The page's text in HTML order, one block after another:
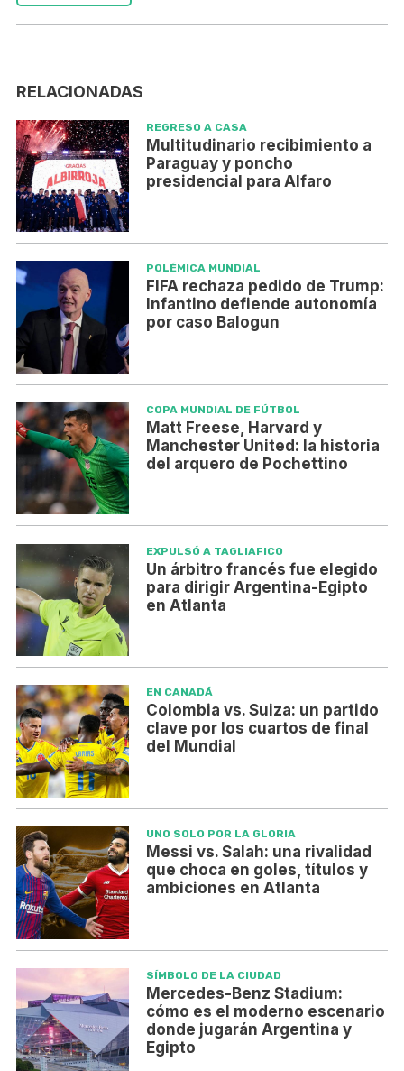
RELACIONADAS
REGRESO A CASA
Multitudinario recibimiento a
Paraguay y poncho
presidencial para Alfaro
POLÉMICA MUNDIAL
FIFA rechaza pedido de Trump:
Infantino defiende autonomía
por caso Balogun
COPA MUNDIAL DE FÚTBOL
Matt Freese, Harvard y
Manchester United: la historia
del arquero de Pochettino
EXPULSÓ A TAGLIAFICO
Un árbitro francés fue elegido
para dirigir Argentina-Egipto
en Atlanta
EN CANADÁ
Colombia vs. Suiza: un partido
clave por los cuartos de final
del Mundial
UNO SOLO POR LA GLORIA
Messi vs. Salah: una rivalidad
que choca en goles, títulos y
ambiciones en Atlanta
SÍMBOLO DE LA CIUDAD
Mercedes-Benz Stadium:
cómo es el moderno escenario
donde jugarán Argentina y
Egipto